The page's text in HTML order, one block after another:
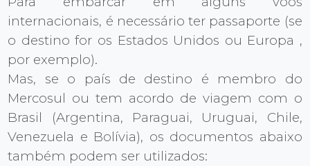
internacionais, é necessário ter passaporte (se
o destino for os Estados Unidos ou Europa ,
por exemplo).
Mas, se o país de destino é membro do
Mercosul ou tem acordo de viagem com o
Brasil (Argentina, Paraguai, Uruguai, Chile,
Venezuela e Bolívia), os documentos abaixo
também podem ser utilizados: